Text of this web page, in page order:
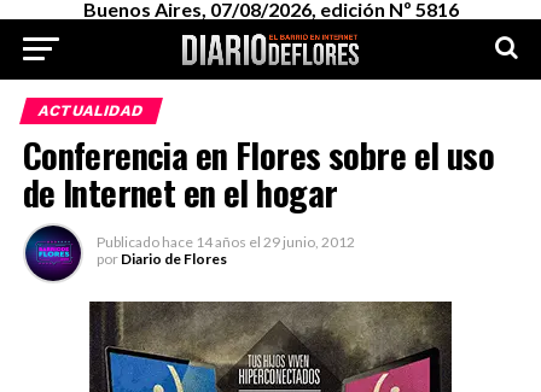
Buenos Aires, 07/08/2026, edición Nº 5816
ACTUALIDAD
Conferencia en Flores sobre el uso
de Internet en el hogar
Publicado hace 14 años el 29 junio, 2012
por Diario de Flores